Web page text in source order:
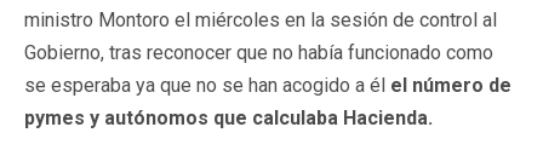
ministro Montoro el miércoles en la sesión de control al
Gobierno, tras reconocer que no había funcionado como
se esperaba ya que no se han acogido a él el número de
pymes y autónomos que calculaba Hacienda.